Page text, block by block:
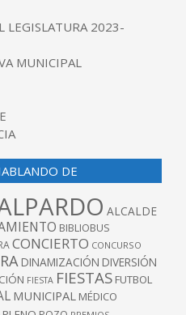
LEGISLATURA 2023-
MUNICIPAL
DE
ALCALDE
BIBLIOBUS
CONCIERTO CONCURSO
DINAMIZACIÓN DIVERSIÓN
FIESTA FIESTAS FUTBOL
MUNICIPAL MÉDICO